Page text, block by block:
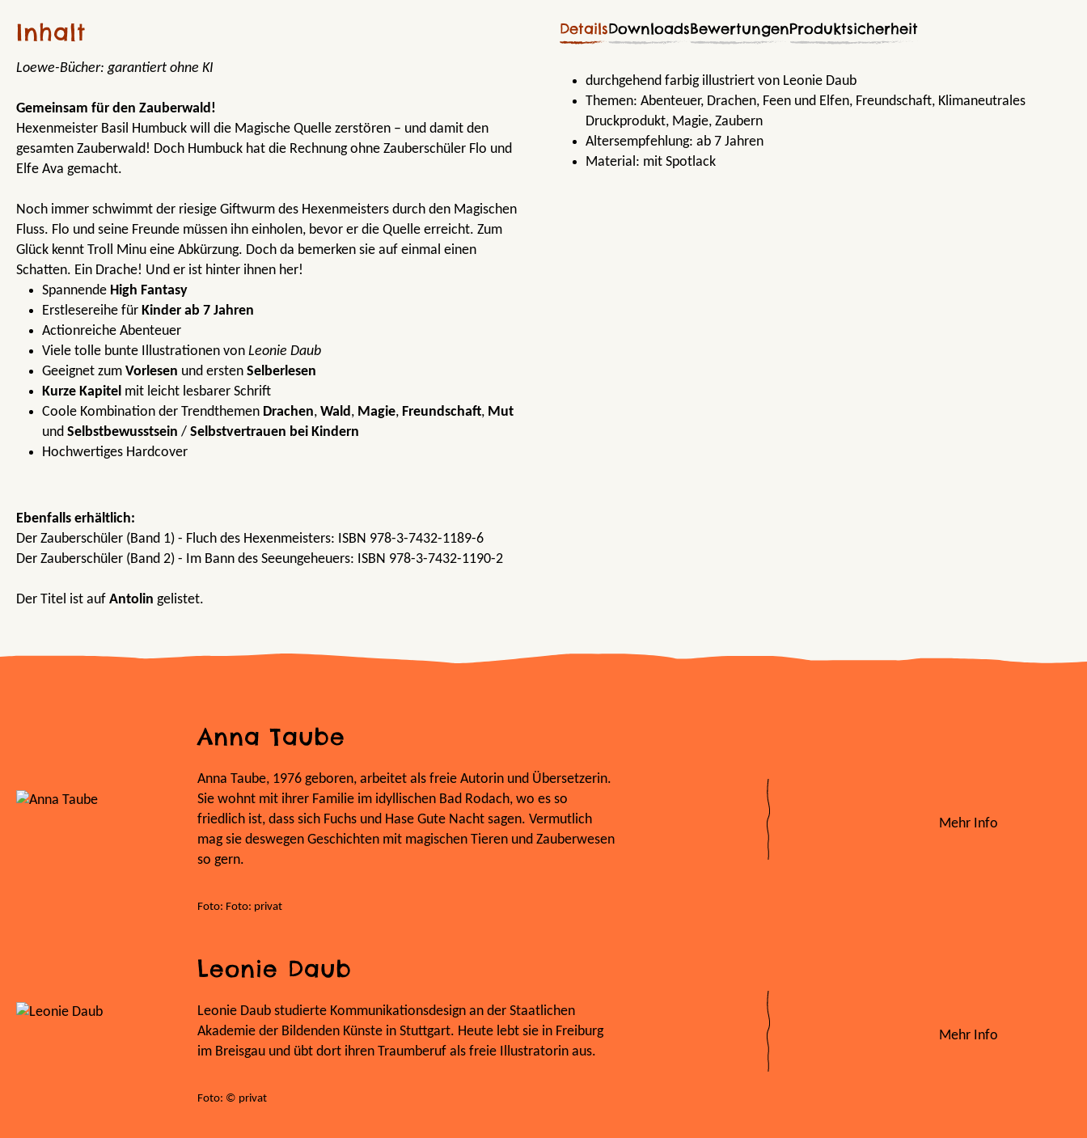
Inhalt
Loewe-Bücher: garantiert ohne KI
Gemeinsam für den Zauberwald!
Hexenmeister Basil Humbuck will die Magische Quelle zerstören – und damit den
gesamten Zauberwald! Doch Humbuck hat die Rechnung ohne Zauberschüler Flo und
Elfe Ava gemacht.
Noch immer schwimmt der riesige Giftwurm des Hexenmeisters durch den Magischen
Fluss. Flo und seine Freunde müssen ihn einholen, bevor er die Quelle erreicht. Zum
Glück kennt Troll Minu eine Abkürzung. Doch da bemerken sie auf einmal einen
Schatten. Ein Drache! Und er ist hinter ihnen her!
Spannende High Fantasy
Erstlesereihe für Kinder ab 7 Jahren
Actionreiche Abenteuer
Viele tolle bunte Illustrationen von Leonie Daub
Geeignet zum Vorlesen und ersten Selberlesen
Kurze Kapitel mit leicht lesbarer Schrift
Coole Kombination der Trendthemen Drachen, Wald, Magie, Freundschaft, Mut
und Selbstbewusstsein / Selbstvertrauen bei Kindern
Hochwertiges Hardcover
Ebenfalls erhältlich:
Der Zauberschüler (Band 1) - Fluch des Hexenmeisters: ISBN 978-3-7432-1189-6
Der Zauberschüler (Band 2) - Im Bann des Seeungeheuers: ISBN 978-3-7432-1190-2
Der Titel ist auf Antolin gelistet.
DetailsDownloadsBewertungenProduktsicherheit
durchgehend farbig illustriert von Leonie Daub
Themen: Abenteuer, Drachen, Feen und Elfen, Freundschaft, Klimaneutrales
Druckprodukt, Magie, Zaubern
Altersempfehlung: ab 7 Jahren
Material: mit Spotlack
Anna Taube
Anna Taube, 1976 geboren, arbeitet als freie Autorin und Übersetzerin.
Sie wohnt mit ihrer Familie im idyllischen Bad Rodach, wo es so
friedlich ist, dass sich Fuchs und Hase Gute Nacht sagen. Vermutlich
mag sie deswegen Geschichten mit magischen Tieren und Zauberwesen
so gern.
Foto: Foto: privat
Mehr Info
Leonie Daub
Leonie Daub studierte Kommunikationsdesign an der Staatlichen
Akademie der Bildenden Künste in Stuttgart. Heute lebt sie in Freiburg
im Breisgau und übt dort ihren Traumberuf als freie Illustratorin aus.
Foto: © privat
Mehr Info